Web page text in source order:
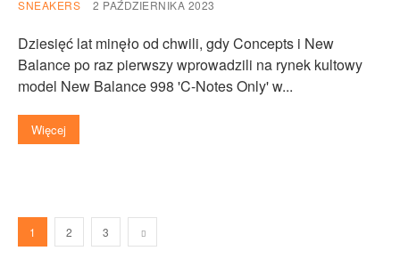
SNEAKERS 2 PAŹDZIERNIKA 2023
Dziesięć lat minęło od chwili, gdy Concepts i New
Balance po raz pierwszy wprowadzili na rynek kultowy
model New Balance 998 'C-Notes Only' w...
Więcej
1 2 3